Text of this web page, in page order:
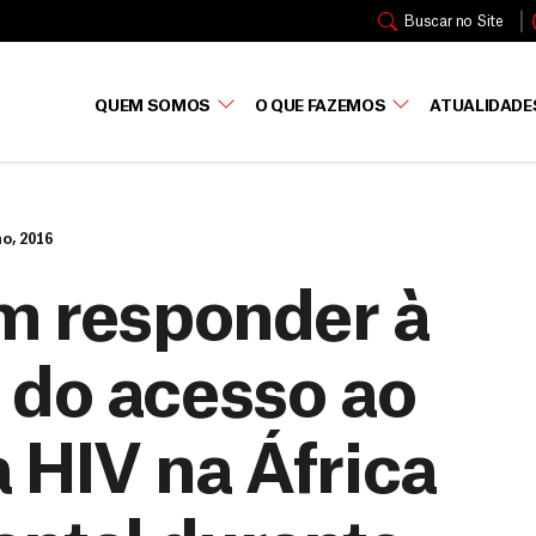
Buscar no Site
QUEM SOMOS O QUE FAZEMOS
2016
responder à
acesso ao
na África